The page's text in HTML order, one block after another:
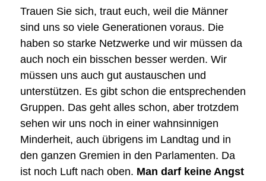
Trauen Sie sich, traut euch, weil die Männer
sind uns so viele Generationen voraus. Die
haben so starke Netzwerke und wir müssen da
auch noch ein bisschen besser werden. Wir
müssen uns auch gut austauschen und
unterstützen. Es gibt schon die entsprechenden
Gruppen. Das geht alles schon, aber trotzdem
sehen wir uns noch in einer wahnsinnigen
Minderheit, auch übrigens im Landtag und in
den ganzen Gremien in den Parlamenten. Da
ist noch Luft nach oben. Man darf keine Angst